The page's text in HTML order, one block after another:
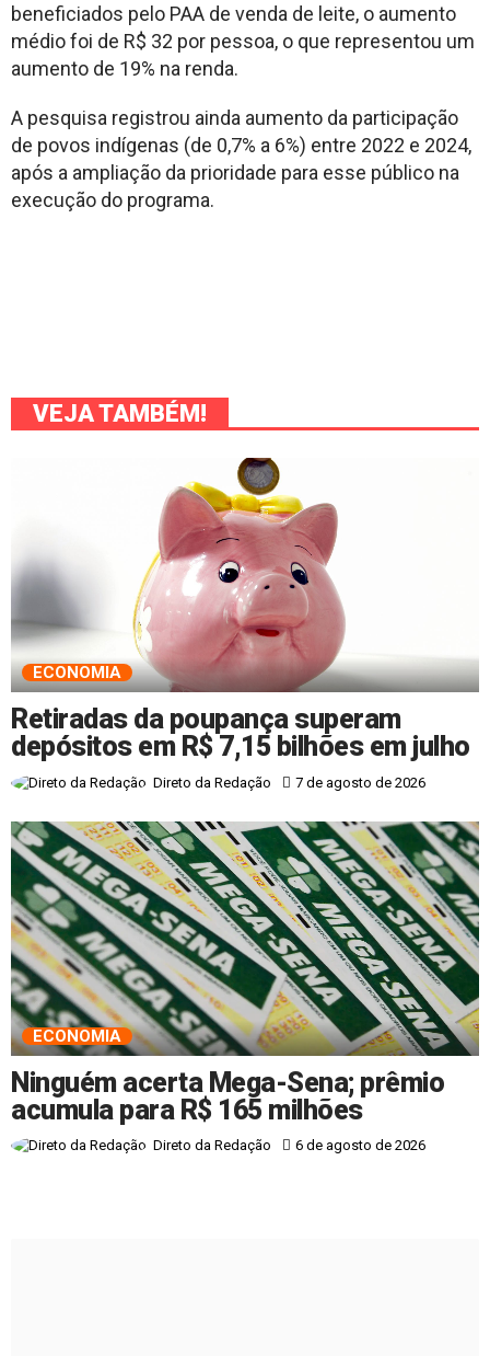
beneficiados pelo PAA de venda de leite, o aumento
médio foi de R$ 32 por pessoa, o que representou um
aumento de 19% na renda.
A pesquisa registrou ainda aumento da participação
de povos indígenas (de 0,7% a 6%) entre 2022 e 2024,
após a ampliação da prioridade para esse público na
execução do programa.
VEJA TAMBÉM!
ECONOMIA
Retiradas da poupança superam
depósitos em R$ 7,15 bilhões em julho
Direto da Redação 7 de agosto de 2026
ECONOMIA
Ninguém acerta Mega-Sena; prêmio
acumula para R$ 165 milhões
Direto da Redação 6 de agosto de 2026